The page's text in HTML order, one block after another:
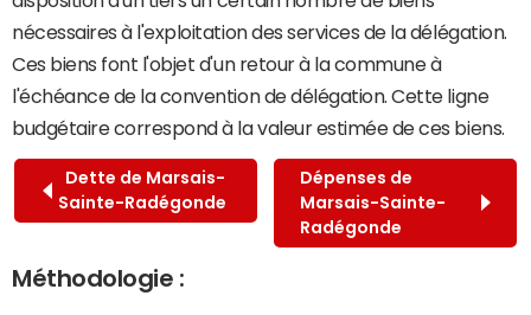
nécessaires à l'exploitation des services de la délégation.
Ces biens font l'objet d'un retour à la commune à
l'échéance de la convention de délégation. Cette ligne
budgétaire correspond à la valeur estimée de ces biens.
Dette de Marsais-
Sainte-Radégonde
Dépenses de
Marsais-Sainte-
Radégonde
Méthodologie :